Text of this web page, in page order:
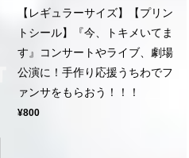
【レギュラーサイズ】【プリン
トシール】『今、トキメいてま
す』コンサートやライブ、劇場
公演に！手作り応援うちわでフ
ァンサをもらおう！！！
¥800